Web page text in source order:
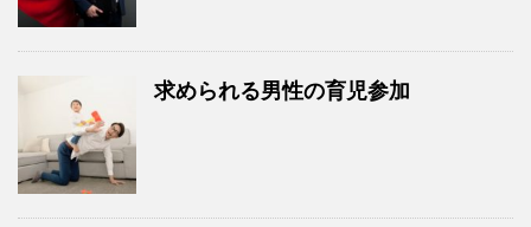
求められる男性の育児参加